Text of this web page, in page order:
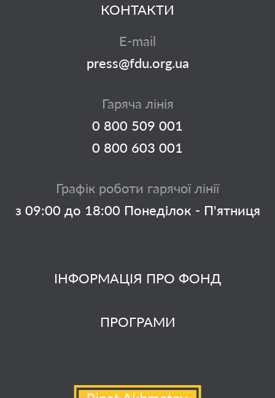
ІНФОРМАЦІЯ ПРО ФОНД
ПРОГРАМИ
КОНТАКТИ
E-mail
press@fdu.org.ua
Гаряча лінія
0 800 509 001
0 800 603 001
Графік роботи гарячої лінії
з 09:00 до 18:00 Понеділок - П'ятниця